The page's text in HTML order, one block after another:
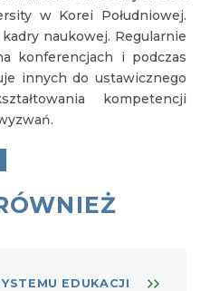
w Korei Południowej.
naukowej. Regularnie
konferencjach i podczas
innych do ustawicznego
kompetencji
EDUKACJI